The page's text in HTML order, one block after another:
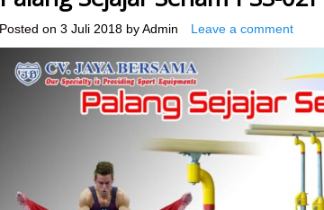
Posted on 3 Juli 2018 by Admin Leave a comment